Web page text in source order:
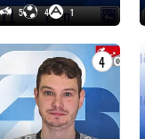
5 4 1
4